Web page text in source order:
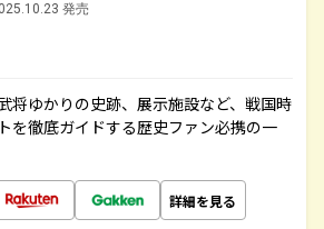
発売
将ゆかりの史跡、展示施設など、戦国時
を徹底ガイドする歴史ファン必携の一
詳細を見る